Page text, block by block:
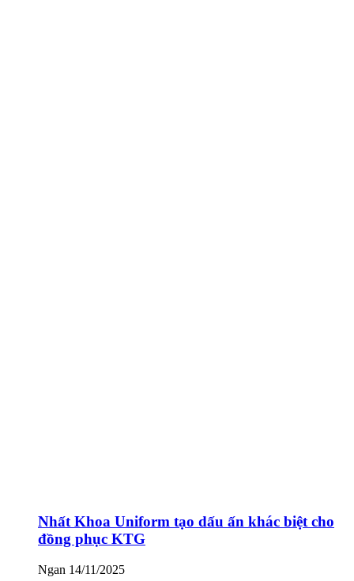
Nhất Khoa Uniform tạo dấu ấn khác biệt cho
đồng phục KTG
Ngan 14/11/2025